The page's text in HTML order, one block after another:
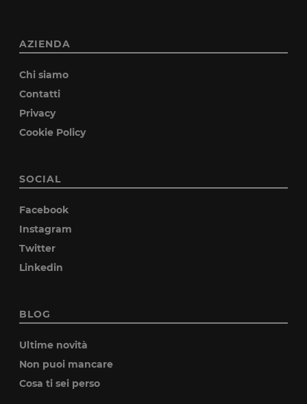
AZIENDA
Chi siamo
Contatti
Privacy
Cookie Policy
SOCIAL
Facebook
Instagram
Twitter
Linkedin
BLOG
Ultime novità
Non puoi mancare
Cosa ti sei perso